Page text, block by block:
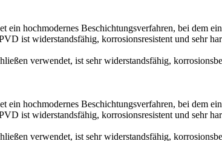
hochmodernes Beschichtungsverfahren, bei dem
ist widerstandsfähig, korrosionsresistent und sehr
verwendet, ist sehr widerstandsfähig,
hochmodernes Beschichtungsverfahren, bei dem
ist widerstandsfähig, korrosionsresistent und sehr
verwendet, ist sehr widerstandsfähig,